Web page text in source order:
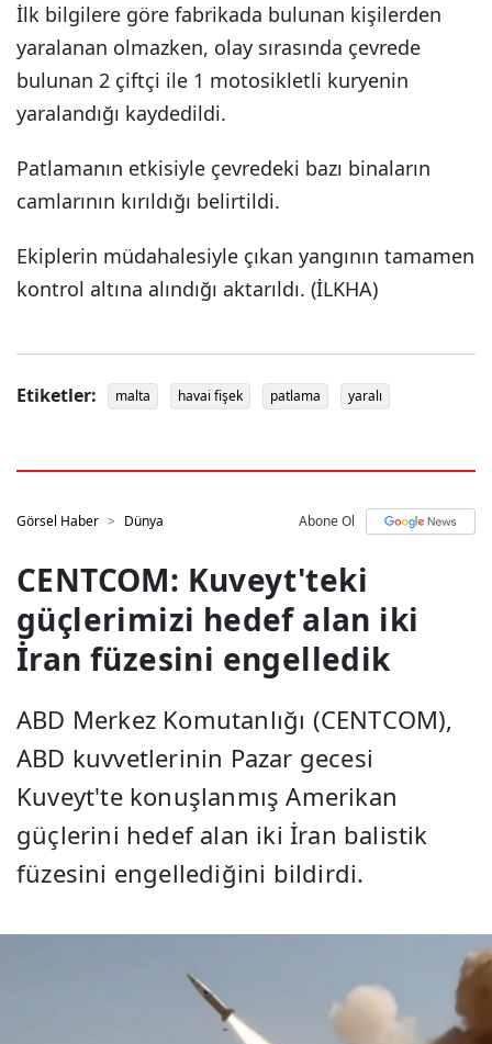
İlk bilgilere göre fabrikada bulunan kişilerden
yaralanan olmazken, olay sırasında çevrede
bulunan 2 çiftçi ile 1 motosikletli kuryenin
yaralandığı kaydedildi.
Patlamanın etkisiyle çevredeki bazı binaların
camlarının kırıldığı belirtildi.
Ekiplerin müdahalesiyle çıkan yangının tamamen
kontrol altına alındığı aktarıldı. (İLKHA)
Etiketler: malta havai fişek patlama yaralı
Görsel Haber Dünya Abone Ol
CENTCOM: Kuveyt'teki
güçlerimizi hedef alan iki
İran füzesini engelledik
ABD Merkez Komutanlığı (CENTCOM),
ABD kuvvetlerinin Pazar gecesi
Kuveyt'te konuşlanmış Amerikan
güçlerini hedef alan iki İran balistik
füzesini engellediğini bildirdi.